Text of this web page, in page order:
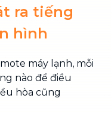
ra tiếng
hình
máy lạnh, mỗi
nào để điều
hòa cũng